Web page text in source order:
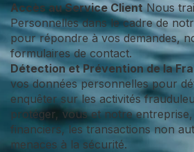
Accès au Service ClientNous
Personnelles dans le cadre de
pour répondre à vos demandes,
formulaires de contact.
Détection et Prévention de la
vos données personnelles pour
enquêter sur les activités
protéger, vous et notre
financiers, les transactions non
menaces à la sécurité.